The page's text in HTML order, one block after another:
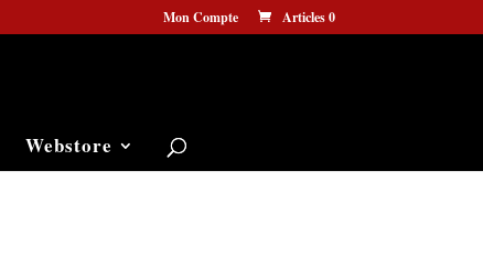
Mon Compte Articles 0
Webstore